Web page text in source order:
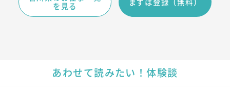
を見る
あわせて読みたい！体験談